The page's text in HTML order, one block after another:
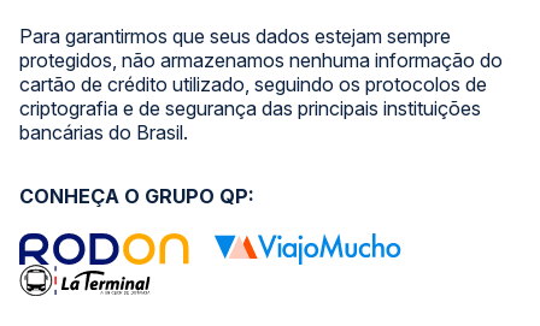
Para garantirmos que seus dados estejam sempre
protegidos, não armazenamos nenhuma informação do
cartão de crédito utilizado, seguindo os protocolos de
criptografia e de segurança das principais instituições
bancárias do Brasil.
CONHEÇA O GRUPO QP: